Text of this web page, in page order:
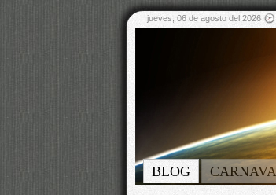
jueves, 06 de agosto del 2026
BLOG